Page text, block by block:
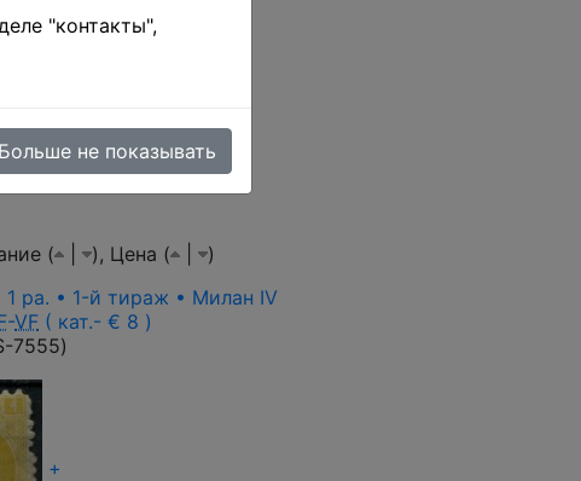
товара (тестовый
( ), Цена (
)
1 pa. • 1-й тираж • Милан IV
-VF ( кат.- € 8 )
7555)
+
"контакты",
Больше не показывать